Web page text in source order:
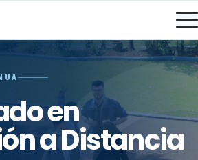
en
a Distancia